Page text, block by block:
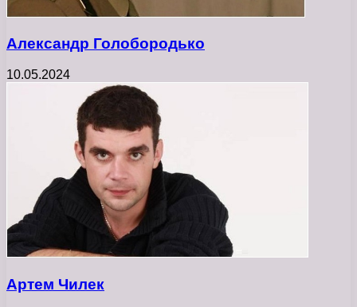
Александр Голобородько
10.05.2024
Артем Чилек